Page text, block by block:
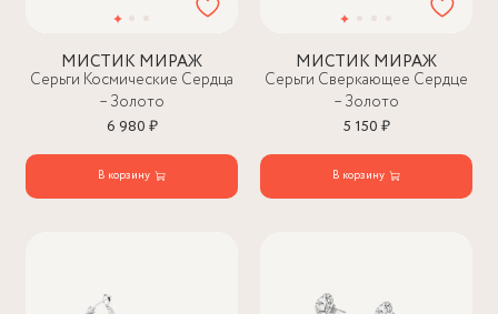
МИСТИК МИРАЖ
Серьги Космические Сердца
– Золото
6 980 ₽
В корзину
МИСТИК МИРАЖ
Серьги Сверкающее Сердце
– Золото
5 150 ₽
В корзину